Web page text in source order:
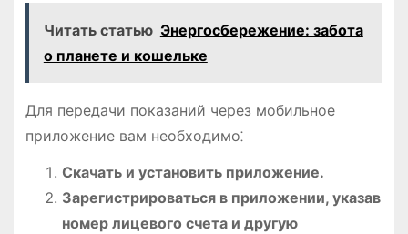
Читать статью Энергосбережение: забота
о планете и кошельке
Для передачи показаний через мобильное
приложение вам необходимо⁚
Скачать и установить приложение.
Зарегистрироваться в приложении, указав
номер лицевого счета и другую